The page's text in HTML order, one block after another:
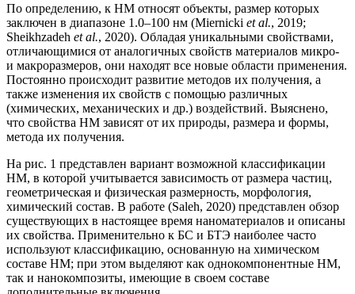
По определению, к НМ относят объекты, размер которых
заключен в диапазоне 1.0–100 нм (Miernicki et al., 2019;
Sheikhzadeh et al., 2020). Обладая уникальными свойствами,
отличающимися от аналогичных свойств материалов микро-
и макроразмеров, они находят все новые области применения.
Постоянно происходит развитие методов их получения, а
также изменения их свойств с помощью различных
(химических, механических и др.) воздействий. Выяснено,
что свойства НМ зависят от их природы, размера и формы,
метода их получения.
На рис. 1 представлен вариант возможной классификации
НМ, в которой учитывается зависимость от размера частиц,
геометрическая и физическая размерность, морфология,
химический состав. В работе (Saleh, 2020) представлен обзор
существующих в настоящее время наноматериалов и описаны
их свойства. Применительно к БС и БТЭ наиболее часто
используют классификацию, основанную на химическом
составе НМ; при этом выделяют как однокомпонентные НМ,
так и нанокомпозиты, имеющие в своем составе